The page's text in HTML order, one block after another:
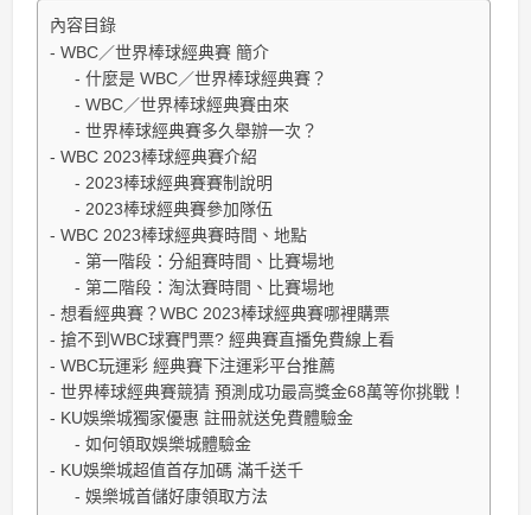
內容目錄
WBC／世界棒球經典賽 簡介
什麼是 WBC／世界棒球經典賽？
WBC／世界棒球經典賽由來
世界棒球經典賽多久舉辦一次？
WBC 2023棒球經典賽介紹
2023棒球經典賽賽制說明
2023棒球經典賽參加隊伍
WBC 2023棒球經典賽時間、地點
第一階段：分組賽時間、比賽場地
第二階段：淘汰賽時間、比賽場地
想看經典賽？WBC 2023棒球經典賽哪裡購票
搶不到WBC球賽門票? 經典賽直播免費線上看
WBC玩運彩 經典賽下注運彩平台推薦
世界棒球經典賽競猜 預測成功最高獎金68萬等你挑戰！
KU娛樂城獨家優惠 註冊就送免費體驗金
如何領取娛樂城體驗金
KU娛樂城超值首存加碼 滿千送千
娛樂城首儲好康領取方法